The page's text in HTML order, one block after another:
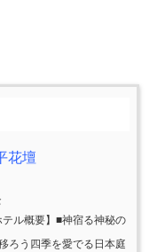
花壇
ル概要】■神宿る神秘の
ろう四季を愛でる日本庭